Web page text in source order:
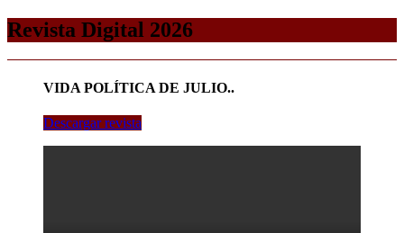
Revista Digital 2026
VIDA POLÍTICA DE JULIO..
Descargar revista